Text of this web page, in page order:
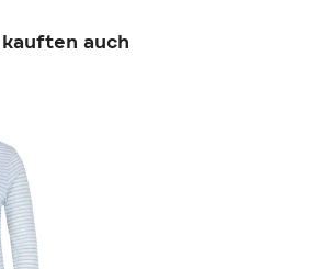
auch